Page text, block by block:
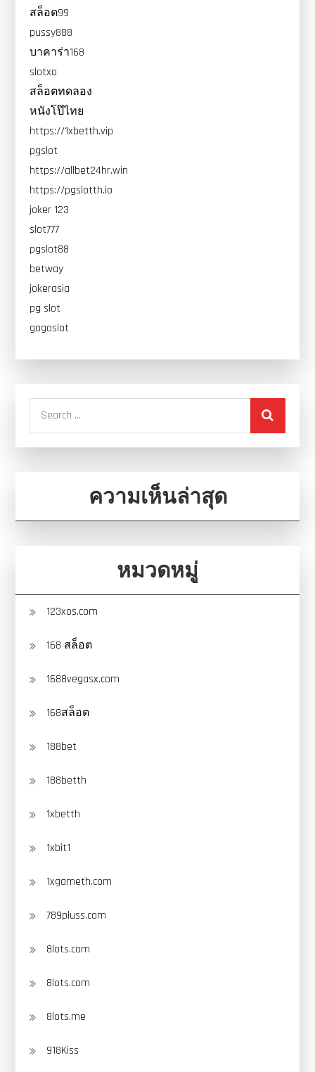
สล็อต99
pussy888
บาคาร่า168
slotxo
สล็อตทดลอง
หนังโป๊ไทย
https://1xbetth.vip
pgslot
https://allbet24hr.win
https://pgslotth.io
joker 123
slot777
pgslot88
betway
jokerasia
pg slot
gogoslot
ความเห็นล่าสุด
หมวดหมู่
123xos.com
168 สล็อต
1688vegasx.com
168สล็อต
188bet
188betth
1xbetth
1xbit1
1xgameth.com
789pluss.com
8lots.com
8lots.com
8lots.me
918Kiss